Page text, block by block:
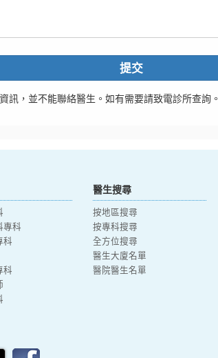
提交
訊，並不能聯絡醫生。如有需要請致電診所查詢。
專科
科
科
醫生搜尋
按地區搜尋
按專科搜尋
全方位搜尋
醫生大廈名單
醫院醫生名單